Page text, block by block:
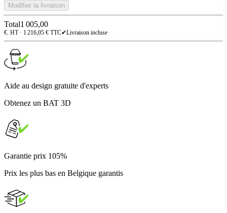
Modifier la livraison
Total1 005,00
€. HT · 1 216,05 € TTC✔Livraison incluse
Aide au design gratuite d'experts
Obtenez un BAT 3D
Garantie prix 105%
Prix les plus bas en Belgique garantis